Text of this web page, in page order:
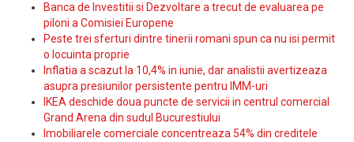
Banca de Investitii si Dezvoltare a trecut de evaluarea pe
piloni a Comisiei Europene
Peste trei sferturi dintre tinerii romani spun ca nu isi permit
o locuinta proprie
Inflatia a scazut la 10,4% in iunie, dar analistii avertizeaza
asupra presiunilor persistente pentru IMM-uri
IKEA deschide doua puncte de servicii in centrul comercial
Grand Arena din sudul Bucurestiului
Imobiliarele comerciale concentreaza 54% din creditele